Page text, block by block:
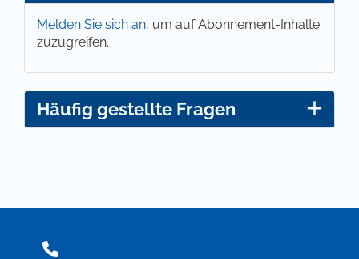
Melden Sie sich an, um auf Abonnement-Inhalte
zuzugreifen.
Häufig gestellte Fragen